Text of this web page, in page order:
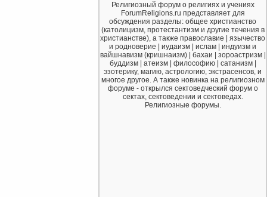
Религиозный форум о религиях и учениях
ForumReligions.ru представляет для
обсуждения разделы: общее христианство
(католицизм, протестантизм и другие течения в
христианстве), а также православие | язычество
и родноверие | иудаизм | ислам | индуизм и
вайшнавизм (кришнаизм) | бахаи | зороастризм |
буддизм | атеизм | философию | сатанизм |
эзотерику, магию, астрологию, экстрасенсов, и
многое другое. А также новинка на религиозном
форуме - открылся сектоведческий форум о
сектах, сектоведении и сектоведах.
Религиозные форумы.